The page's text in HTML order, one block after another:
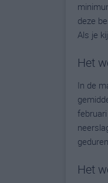
deze
Als je
Het
In de
Het